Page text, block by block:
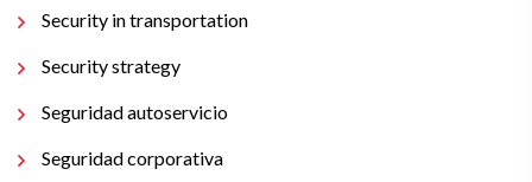
Security in transportation
Security strategy
Seguridad autoservicio
Seguridad corporativa